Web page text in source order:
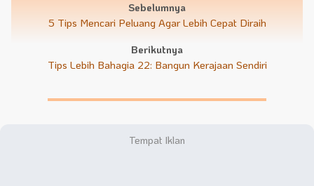
Sebelumnya
5 Tips Mencari Peluang Agar Lebih Cepat Diraih
Berikutnya
Tips Lebih Bahagia 22: Bangun Kerajaan Sendiri